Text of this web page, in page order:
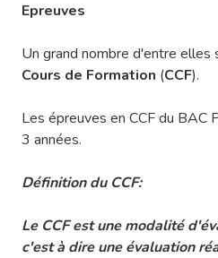
Epreuves
Un grand nombre d'entre elles
Cours de Formation (CCF).
Les épreuves en CCF du BAC
3 années.
Définition du CCF:
Le CCF est une modalité
c'est à dire une évaluation